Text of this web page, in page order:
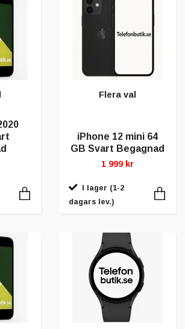
Flera val
iPhone 12 mini 64
GB Svart Begagnad
1 999 kr
I lager (1-2
dagars lev.)